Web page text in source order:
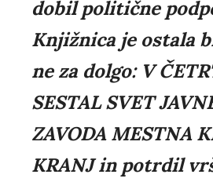
dobil politične
Knjižnica je ostala
ne za dolgo: V
SESTAL SVET
ZAVODA MESTNA
KRANJ in potrdil